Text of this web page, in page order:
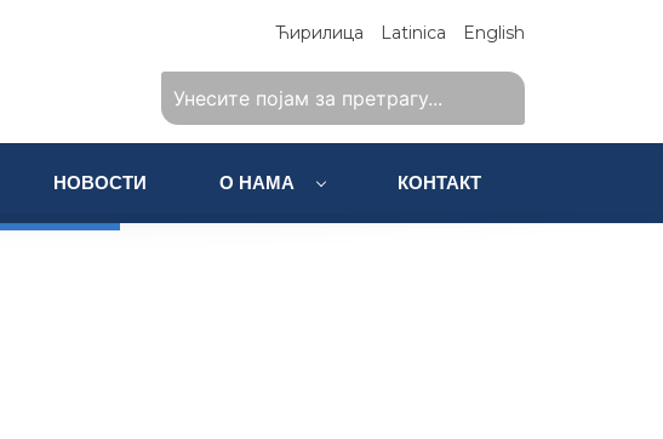
Ћирилица Latinica English
НОВОСТИ О НАМА КОНТАКТ